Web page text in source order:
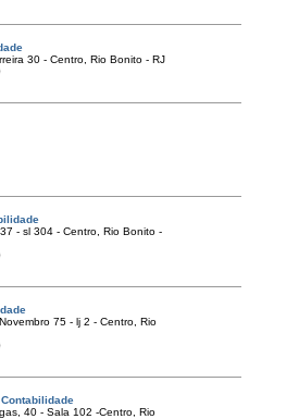
30 - Centro, Rio Bonito - RJ
- sl 304 - Centro, Rio Bonito -
75 - lj 2 - Centro, Rio
40 - Sala 102 -Centro, Rio